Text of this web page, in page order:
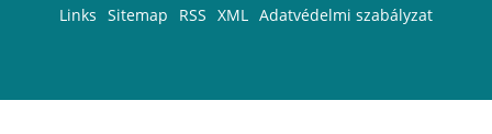
Links Sitemap RSS XML Adatvédelmi szabályzat